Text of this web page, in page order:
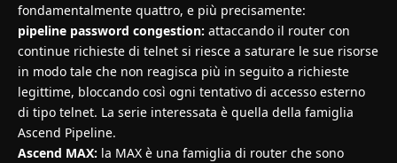
fondamentalmente quattro, e più precisamente:
pipeline password congestion: attaccando il router con
continue richieste di telnet si riesce a saturare le sue risorse
in modo tale che non reagisca più in seguito a richieste
legittime, bloccando così ogni tentativo di accesso esterno
di tipo telnet. La serie interessata è quella della famiglia
Ascend Pipeline.
Ascend MAX: la MAX è una famiglia di router che sono